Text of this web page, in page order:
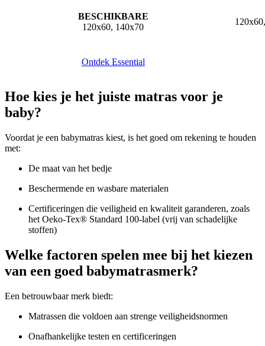
120x60, 140x70
Ontdek Essential
Hoe kies je het juiste matras voor je
baby?
Voordat je een babymatras kiest, is het goed om rekening te houden
met:
De maat van het bedje
Beschermende en wasbare materialen
Certificeringen die veiligheid en kwaliteit garanderen, zoals
het Oeko-Tex® Standard 100-label (vrij van schadelijke
stoffen)
Welke factoren spelen mee bij het kiezen
van een goed babymatrasmerk?
Een betrouwbaar merk biedt:
Matrassen die voldoen aan strenge veiligheidsnormen
Onafhankelijke testen en certificeringen